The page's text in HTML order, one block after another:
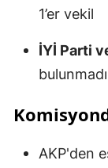
1’er vekil
İYİ Parti
bulunmadı
AKP'den